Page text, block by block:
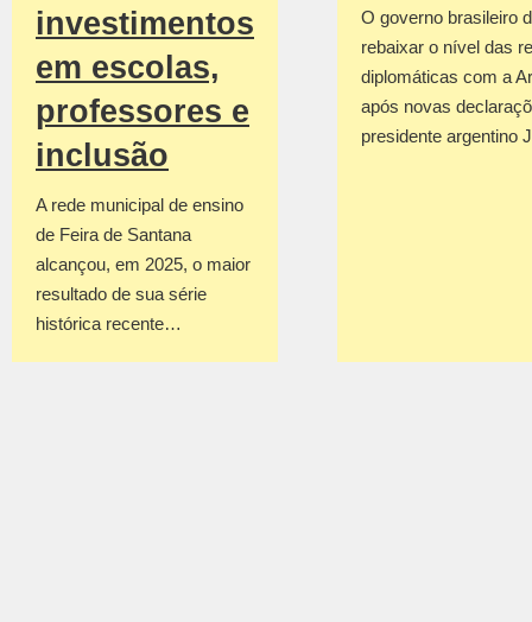
investimentos
em escolas,
professores e
inclusão
A rede municipal de ensino
de Feira de Santana
alcançou, em 2025, o maior
resultado de sua série
histórica recente…
O governo brasileiro
rebaixar o nível das
diplomáticas com a
após novas
presidente argentino